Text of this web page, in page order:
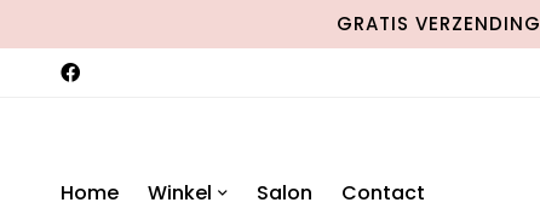
GRATIS
Home Winkel Salon Contact